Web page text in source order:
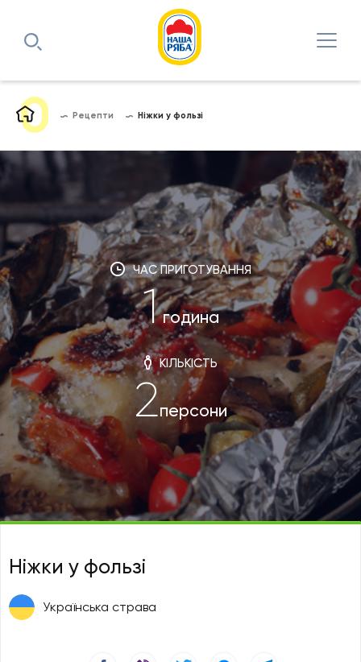
Рецепти Ніжки у фользі
ЧАС ПРИГОТУВАННЯ
1година
КІЛЬКІСТЬ
2персони
Ніжки у фользі
Українська страва